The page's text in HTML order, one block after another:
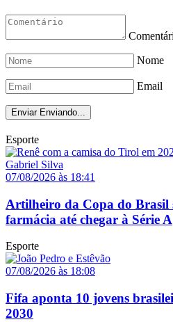
Nome
Email
Enviar Enviando...
Esporte
07/08/2026 às 18:41
Artilheiro da Copa do Brasil
farmácia até chegar à Série A
Esporte
07/08/2026 às 18:08
Fifa aponta 10 jovens
2030